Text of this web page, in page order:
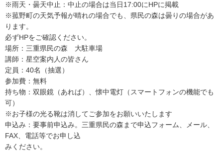
※雨天・曇天中止：中止の場合は当日17:00にHPに掲載
※菰野町の天気予報が晴れの場合でも、県民の森は曇りの場合があ
ります。
必ずHPをご確認ください。
場所：三重県民の森 大駐車場
講師：星空案内人の皆さん
定員：40名（抽選）
参加費：無料
持ち物：双眼鏡（あれば）、懐中電灯（スマートフォンの機能でも
可）
※お子様の光る靴は消してご参加をお願いいたします
申込み：要事前申込み。三重県民の森まで申込フォーム、メール、
FAX、電話等でお申し込
みください。